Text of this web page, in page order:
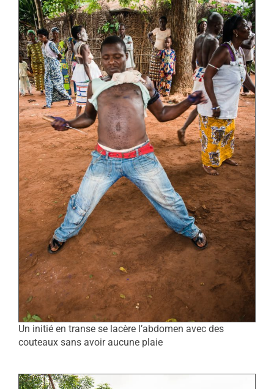
Un initié en transe se lacère l’abdomen avec des
couteaux sans avoir aucune plaie